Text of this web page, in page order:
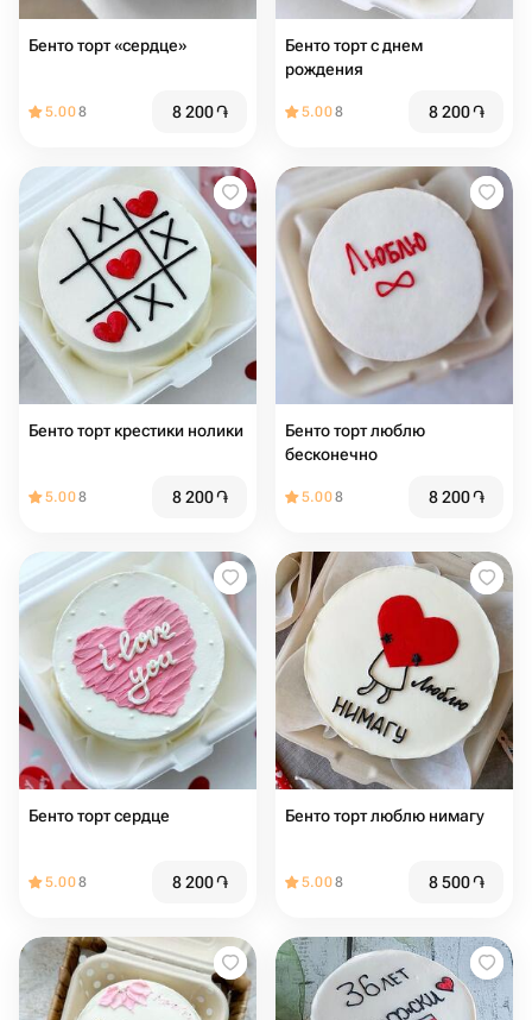
Бенто торт «сердце»
5.008 8 200֏
Бенто торт с днем
рождения
5.008 8 200֏
Бенто торт крестики нолики
5.008 8 200֏
Бенто торт люблю
бесконечно
5.008 8 200֏
Бенто торт сердце
5.008 8 200֏
Бенто торт люблю нимагу
5.008 8 500֏